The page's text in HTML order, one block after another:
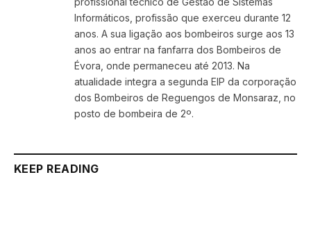
Informáticos, profissão que exerceu durante 12
anos. A sua ligação aos bombeiros surge aos 13
anos ao entrar na fanfarra dos Bombeiros de
Évora, onde permaneceu até 2013. Na
atualidade integra a segunda EIP da corporação
dos Bombeiros de Reguengos de Monsaraz, no
posto de bombeira de 2º.
KEEP READING